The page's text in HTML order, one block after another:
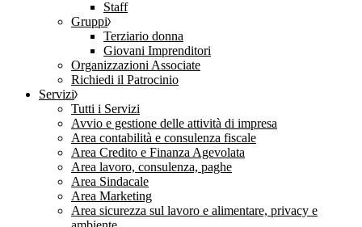
Staff
Gruppi
Terziario donna
Giovani Imprenditori
Organizzazioni Associate
Richiedi il Patrocinio
Servizi
Tutti i Servizi
Avvio e gestione delle attività di impresa
Area contabilità e consulenza fiscale
Area Credito e Finanza Agevolata
Area lavoro, consulenza, paghe
Area Sindacale
Area Marketing
Area sicurezza sul lavoro e alimentare, privacy e